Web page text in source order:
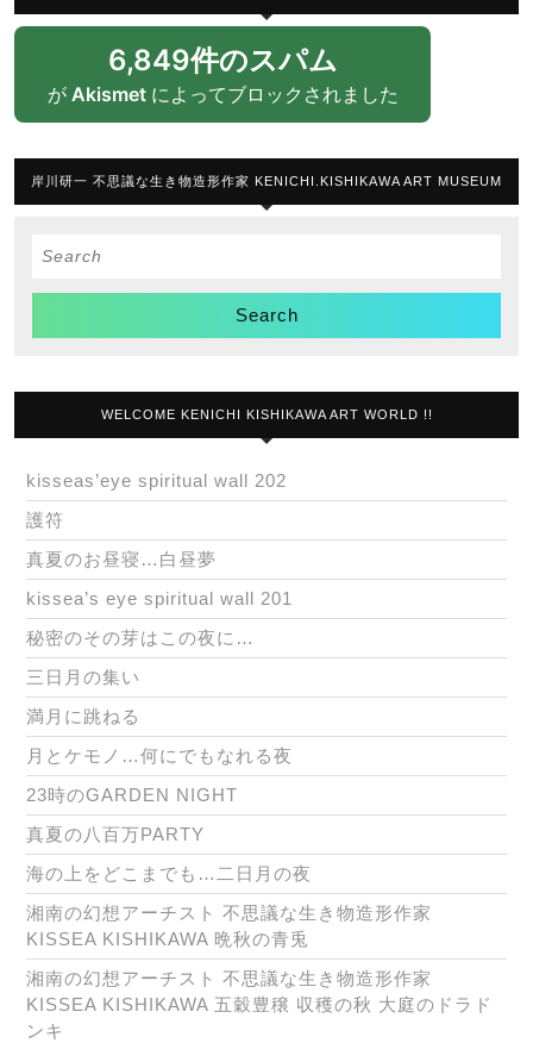
6,849件のスパム
が Akismetによってブロックされました
岸川研一 不思議な生き物造形作家 KENICHI.KISHIKAWA ART MUSEUM
Search
WELCOME KENICHI KISHIKAWA ART WORLD !!
kisseas’eye spiritual wall 202
護符
真夏のお昼寝…白昼夢
kissea’s eye spiritual wall 201
秘密のその芽はこの夜に…
三日月の集い
満月に跳ねる
月とケモノ…何にでもなれる夜
23時のGARDEN NIGHT
真夏の八百万PARTY
海の上をどこまでも…二日月の夜
湘南の幻想アーチスト 不思議な生き物造形作家
KISSEA KISHIKAWA 晩秋の青兎
湘南の幻想アーチスト 不思議な生き物造形作家
KISSEA KISHIKAWA 五穀豊穣 収穫の秋 大庭のドラド
ンキ